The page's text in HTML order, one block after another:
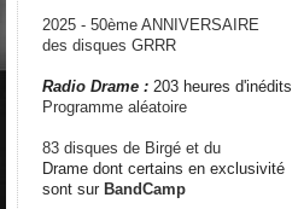
2025 - 50ème ANNIVERSAIRE
des disques GRRR
Radio Drame : 203 heures d'inédits
Programme aléatoire
83 disques de Birgé et du
Drame dont certains en exclusivité
sont sur BandCamp